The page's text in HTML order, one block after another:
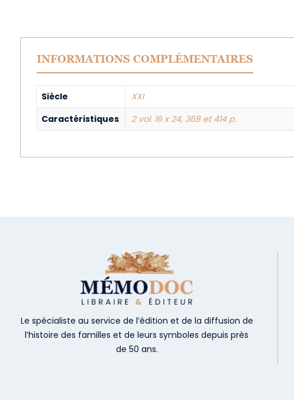
INFORMATIONS COMPLÉMENTAIRES
Siècle
XXI
Caractéristiques
2 vol. 16 x 24, 368 et 414 p.
Le spécialiste au service de l’édition et de la diffusion de
l’histoire des familles et de leurs symboles depuis près
de 50 ans.